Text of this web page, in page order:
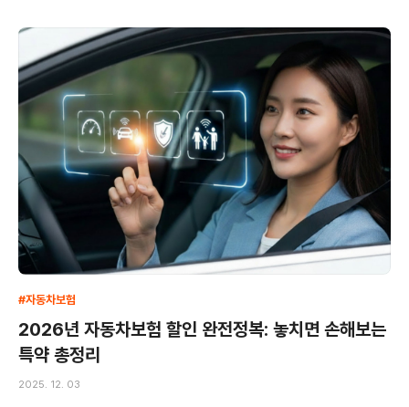
#자동차보험
2026년 자동차보험 할인 완전정복: 놓치면 손해보는
특약 총정리
2025. 12. 03